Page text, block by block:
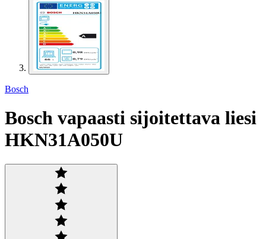
Bosch
Bosch vapaasti sijoitettava liesi
HKN31A050U